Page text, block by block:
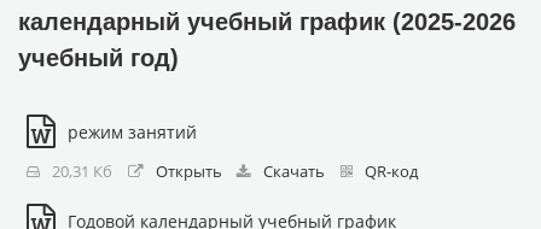
календарный учебный график (2025-2026
учебный год)
режим занятий
20,31 Кб Открыть Скачать QR-код
Годовой календарный учебный график